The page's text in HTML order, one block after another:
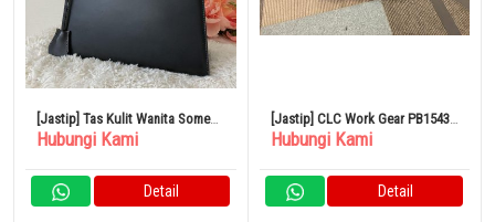
[Jastip] Tas Kulit Wanita Somes
Sadel
Hubungi Kami
Detail
[Jastip] CLC Work Gear PB1543
17 Inch Technician Tool Bag
Hubungi Kami
Detail